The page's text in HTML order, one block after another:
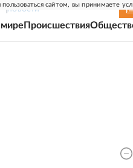
сайтом, вы принимаете
НОВОСТИ
Происшествия